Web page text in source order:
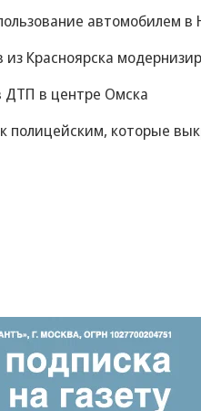
автомобилем в
Красноярска
ДТП в центре Омска
полицейским, которые